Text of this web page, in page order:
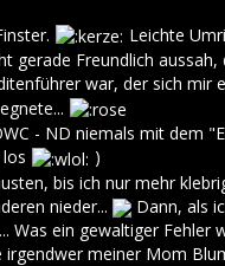
Leichte
gerade Freundlich
war, der sich mir
- ND niemals mit dem
)
bis ich nur mehr
nieder...
Dann, als
ein gewaltiger Fehler
meiner Mom